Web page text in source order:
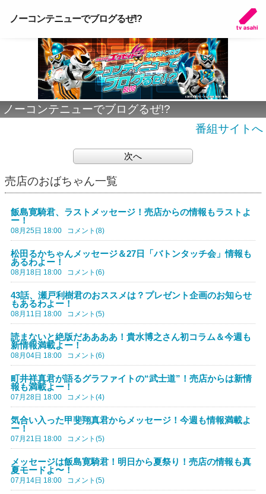
ノーコンテニューでブログるぜ!?
ノーコンテニューでブログるぜ!?
番組サイトへ
次へ
売店のおばちゃん一覧
飯島寛騎君、ラストメッセージ！売店からの情報もラストよ
ー！
08月25日 18:00 コメント(8)
松田るかちゃんメッセージ＆27日「バトンタッチ会」情報も
あるわよー！
08月18日 18:00 コメント(6)
43話、瀬戸利樹君のおススメは？プレゼント企画のお知らせ
もあるわよー！
08月11日 18:00 コメント(5)
読まないと絶版だああああ！貴水博之さん初コラム＆今週も
新情報満載よー！
08月04日 18:00 コメント(6)
町井祥真君が語るグラファイトの“武士道”！売店からは新情
報も満載よー！
07月28日 18:00 コメント(4)
気合い入った甲斐翔真君からメッセージ！今週も情報満載よ
ー！
07月21日 18:00 コメント(5)
メッセージは飯島寛騎君！明日から夏祭り！売店の情報も真
夏モードよ〜！
07月14日 18:00 コメント(5)